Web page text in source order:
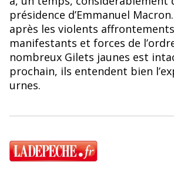
présidence d’Emmanuel
après les violents
manifestants et forces de
nombreux Gilets jaunes est
prochain, ils entendent bien
urnes.